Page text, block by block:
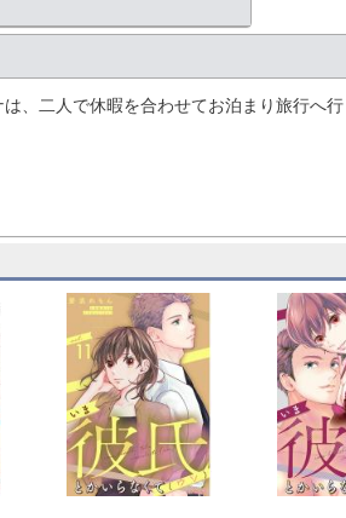
、二人で休暇を合わせてお泊まり旅行へ